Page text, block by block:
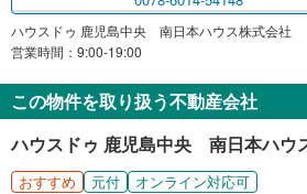
ハウスドゥ 鹿児島中央 南日本ハウス株式会社
営業時間：9:00-19:00
この物件を取り扱う不動産会社
ハウスドゥ 鹿児島中央 南日本ハウ
おすすめ 元付 オンライン対応可